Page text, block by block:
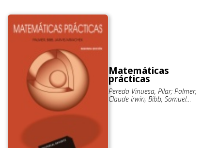
Matemáticas
prácticas
Pereda Vinuesa, Pilar; Palmer,
Claude Irwin; Bibb, Samuel